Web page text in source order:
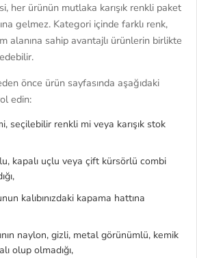
her ürünün mutlaka karışık renkli paket
gelmez. Kategori içinde farklı renk,
alanına sahip avantajlı ürünlerin birlikte
önce ürün sayfasında aşağıdaki
edin:
seçilebilir renkli mi veya karışık stok
kapalı uçlu veya çift kürsörlü combi
kalıbınızdaki kapama hattına
naylon, gizli, metal görünümlü, kemik
olup olmadığı,